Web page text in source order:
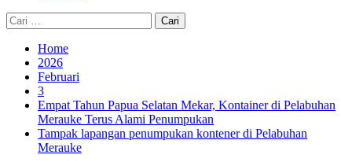
Cari
untuk:
Home
2026
Februari
3
Empat Tahun Papua Selatan Mekar, Kontainer di Pelabuhan
Merauke Terus Alami Penumpukan
Tampak lapangan penumpukan kontener di Pelabuhan
Merauke